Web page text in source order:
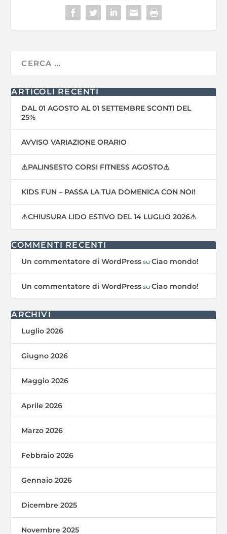
ARTICOLI RECENTI
DAL 01 AGOSTO AL 01 SETTEMBRE SCONTI DEL
25%
AVVISO VARIAZIONE ORARIO
⚠PALINSESTO CORSI FITNESS AGOSTO⚠
KIDS FUN – PASSA LA TUA DOMENICA CON NOI!
⚠CHIUSURA LIDO ESTIVO DEL 14 LUGLIO 2026⚠
COMMENTI RECENTI
Un commentatore di WordPress suCiao mondo!
Un commentatore di WordPress suCiao mondo!
ARCHIVI
Luglio 2026
Giugno 2026
Maggio 2026
Aprile 2026
Marzo 2026
Febbraio 2026
Gennaio 2026
Dicembre 2025
Novembre 2025